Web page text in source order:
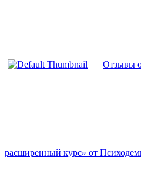
Отзывы
расширенный курс» от